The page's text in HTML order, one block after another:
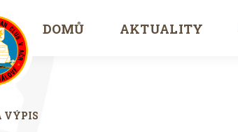
DOMŮ AKTUALITY
VÝPIS